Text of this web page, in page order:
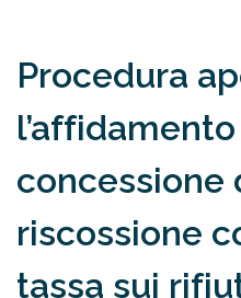
Procedura
concessione
riscossione
tassa sui